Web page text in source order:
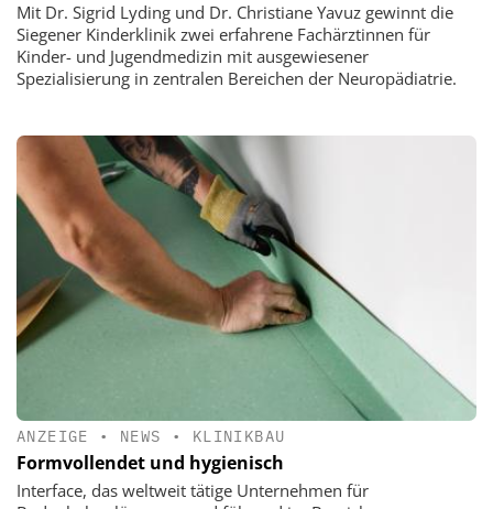
Mit Dr. Sigrid Lyding und Dr. Christiane Yavuz gewinnt die
Siegener Kinderklinik zwei erfahrene Fachärztinnen für
Kinder- und Jugendmedizin mit ausgewiesener
Spezialisierung in zentralen Bereichen der Neuropädiatrie.
ANZEIGE • NEWS • KLINIKBAU
Formvollendet und hygienisch
Interface, das weltweit tätige Unternehmen für